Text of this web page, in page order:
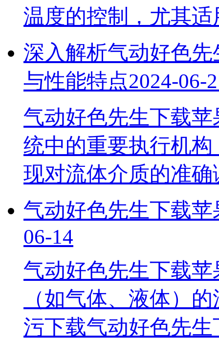
温度的控制，尤其
深入解析气动好色先
与性能特点2024-06-
气动好色先生下载苹
统中的重要执行机构
现对流体介质的准
气动好色先生下载
06-14
气动好色先生下载
（如气体、液体）
污下载气动好色先